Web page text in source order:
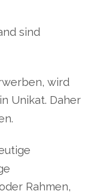
sind
wird
Unikat. Daher
Rahmen,